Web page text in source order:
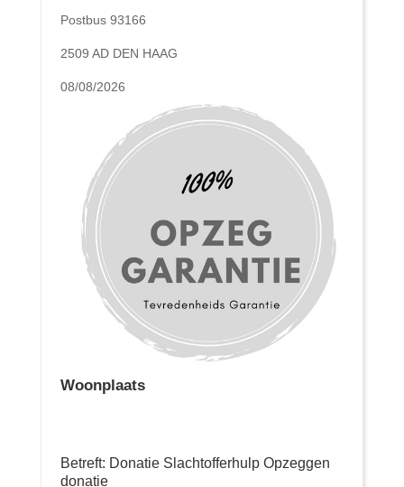
Postbus 93166
2509 AD DEN HAAG
08/08/2026
Woonplaats
Betreft: Donatie Slachtofferhulp Opzeggen
donatie